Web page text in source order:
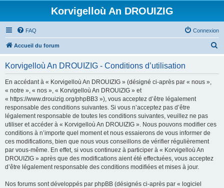
Korvigelloù An DROUIZIG
FAQ Connexion
Accueil du forum
Korvigelloù An DROUIZIG - Conditions d’utilisation
En accédant à « Korvigelloù An DROUIZIG » (désigné ci-après par « nous »,
« notre », « nos », « Korvigelloù An DROUIZIG » et
« https://www.drouizig.org/phpBB3 »), vous acceptez d’être légalement
responsable des conditions suivantes. Si vous n’acceptez pas d’être
légalement responsable de toutes les conditions suivantes, veuillez ne pas
utiliser et accéder à « Korvigelloù An DROUIZIG ». Nous pouvons modifier ces
conditions à n’importe quel moment et nous essaierons de vous informer de
ces modifications, bien que nous vous conseillons de vérifier régulièrement
par vous-même. En effet, si vous continuez à participer à « Korvigelloù An
DROUIZIG » après que des modifications aient été effectuées, vous acceptez
d’être légalement responsable des conditions modifiées et mises à jour.
Nos forums sont développés par phpBB (désignés ci-après par « logiciel